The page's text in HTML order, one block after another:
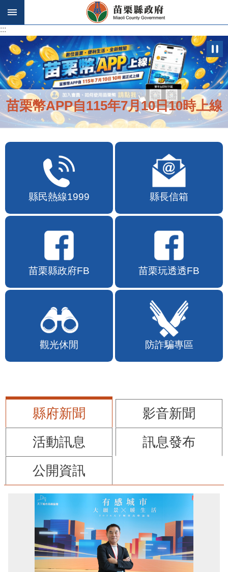
跳到主要內容區塊
:::
苗栗幣APP自115年7月10日10時上線
縣民熱線1999 縣長信箱
苗栗縣政府FB 苗栗玩透透FB
觀光休閒 防詐騙專區
縣府新聞
影音新聞
活動訊息
訊息發布
公開資訊